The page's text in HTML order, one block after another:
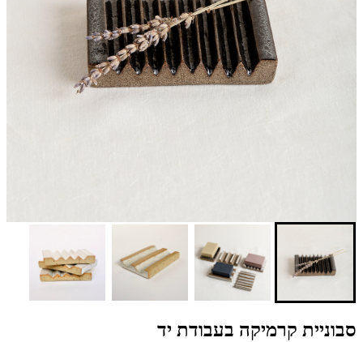
סבוניית קרמיקה בעבודת יד